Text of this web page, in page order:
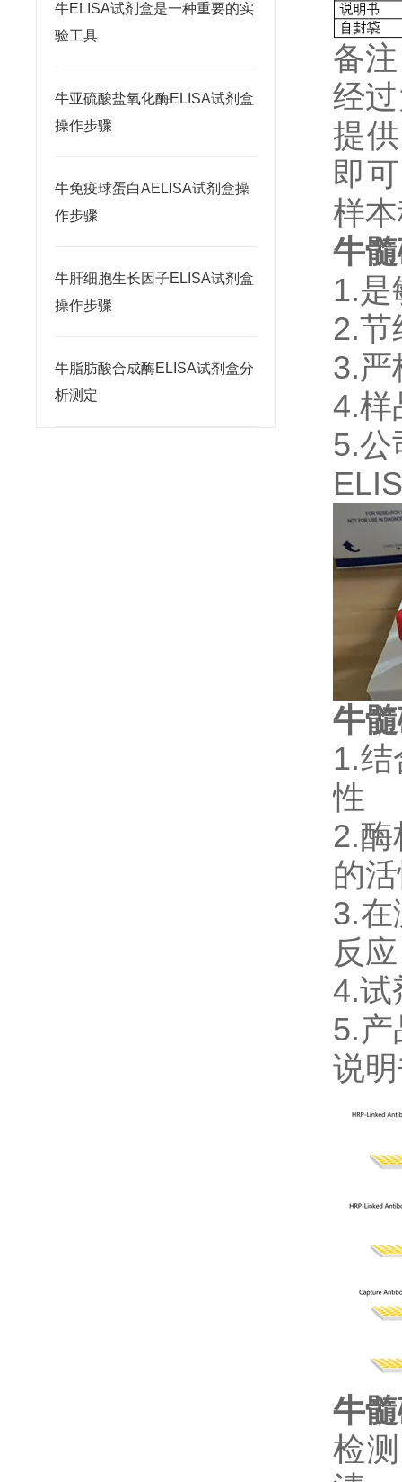
牛ELISA试剂盒是一种重要的实
验工具
牛亚硫酸盐氧化酶ELISA试剂盒
操作步骤
牛免疫球蛋白AELISA试剂盒操
作步骤
牛肝细胞生长因子ELISA试剂盒
操作步骤
牛脂肪酸合成酶ELISA试剂盒分
析测定
备
经
提
即
样
牛
1.是
2.节
3.严
4.样
5.公
牛
1.
性
2.酶
的
3.在
反应
4.
5.产
说
牛
检